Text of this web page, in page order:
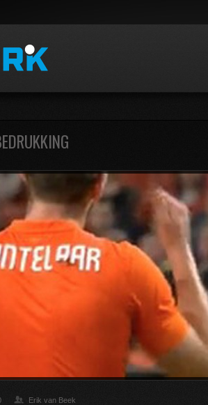
Erik van Beek